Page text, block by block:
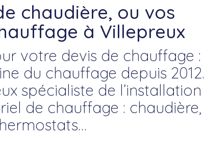
chaudière, ou vos
à Villepreux
votre devis de chauffage :
du chauffage depuis 2012.
spécialiste de l’installation
de chauffage : chaudière,